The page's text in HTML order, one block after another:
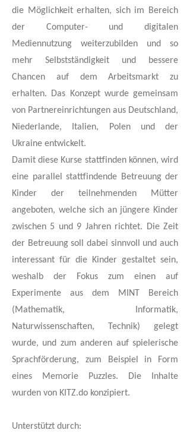
die Möglichkeit erhalten, sich im Bereich
der Computer- und digitalen
Mediennutzung weiterzubilden und so
mehr Selbstständigkeit und bessere
Chancen auf dem Arbeitsmarkt zu
erhalten. Das Konzept wurde gemeinsam
von Partnereinrichtungen aus Deutschland,
Niederlande, Italien, Polen und der
Ukraine entwickelt.
Damit diese Kurse stattfinden können, wird
eine parallel stattfindende Betreuung der
Kinder der teilnehmenden Mütter
angeboten, welche sich an jüngere Kinder
zwischen 5 und 9 Jahren richtet. Die Zeit
der Betreuung soll dabei sinnvoll und auch
interessant für die Kinder gestaltet sein,
weshalb der Fokus zum einen auf
Experimente aus dem MINT Bereich
(Mathematik, Informatik,
Naturwissenschaften, Technik) gelegt
wurde, und zum anderen auf spielerische
Sprachförderung, zum Beispiel in Form
eines Memorie Puzzles. Die Inhalte
wurden von KITZ.do konzipiert.
Unterstützt durch: